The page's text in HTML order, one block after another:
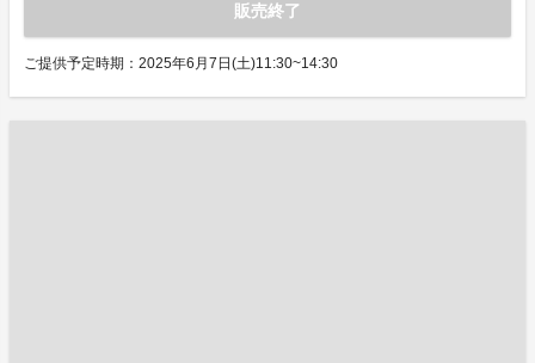
販売終了
ご提供予定時期：2025年6月7日(土)11:30~14:30